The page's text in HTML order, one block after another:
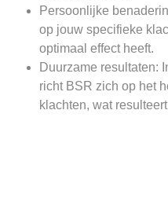
Persoonlijke
op jouw specifieke
optimaal effect heeft.
Duurzame resultaten:
richt BSR zich op het
klachten, wat